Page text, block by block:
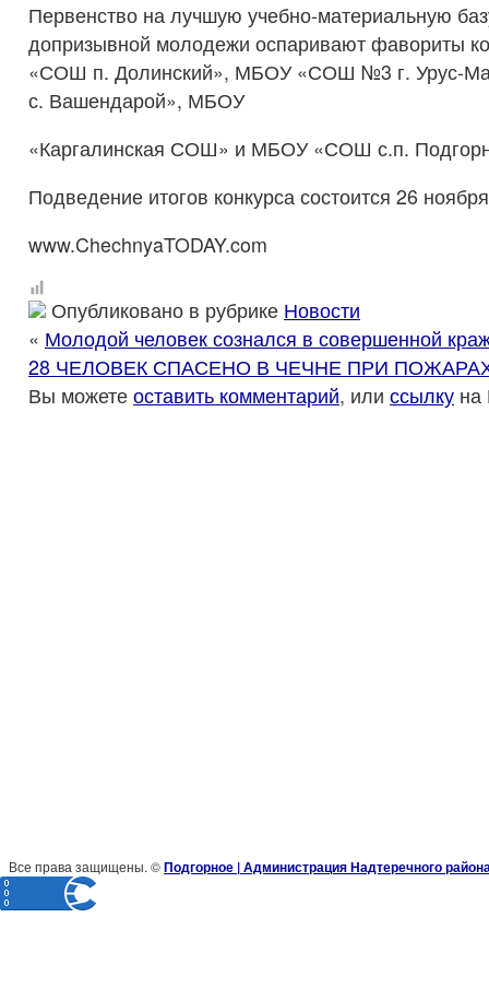
Первенство на лучшую учебно-материальную
допризывной молодежи оспаривают фавориты
«СОШ п. Долинский», МБОУ «СОШ №3 г. Урус-
с. Вашендарой», МБОУ
«Каргалинская СОШ» и МБОУ «СОШ с.п.
Подведение итогов конкурса состоится 26
www.ChechnyaTODAY.com
Опубликовано в рубрике Новости
« Молодой человек сознался в совершенной
28 ЧЕЛОВЕК СПАСЕНО В ЧЕЧНЕ ПРИ ПОЖАРАХ
Вы можете оставить комментарий, или ссылку на
Все права защищены. ©Подгорное | Администрация Надтеречного